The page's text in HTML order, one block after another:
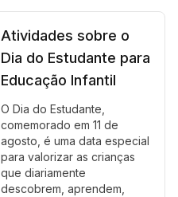
Atividades sobre o
Dia do Estudante para
Educação Infantil
O Dia do Estudante,
comemorado em 11 de
agosto, é uma data especial
para valorizar as crianças
que diariamente
descobrem, aprendem,